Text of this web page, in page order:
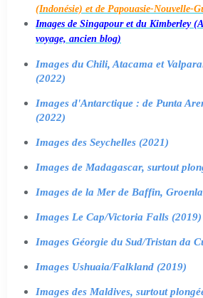
(Indonésie) et de Papouasie-Nouvelle-
Images de Singapour et du Kimberley
voyage, ancien blog)
Images du Chili, Atacama et
(2022)
Images d'Antarctique : de Punta
(2022)
Images des Seychelles (2021)
Images de Madagascar, surtout
Images de la Mer de Baffin,
Images Le Cap/Victoria Falls (2019)
Images Géorgie du Sud/Tristan da
Images Ushuaia/Falkland (2019)
Images des Maldives, surtout